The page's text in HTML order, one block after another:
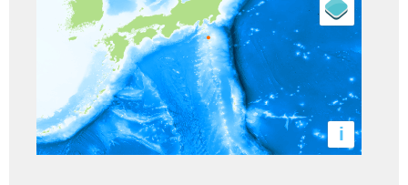
i